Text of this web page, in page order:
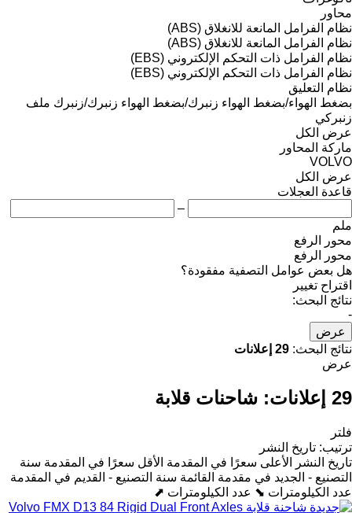
محاور
نظام الفرامل المانعة للانغلاق (ABS)
نظام الفرامل المانعة للانغلاق (ABS)
نظام الفرامل ذات التحكم الإلكتروني (EBS)
نظام الفرامل ذات التحكم الإلكتروني (EBS)
نظام التعليق
بضغط الهواء/بضغط الهواء زنبرك/بضغط الهواء زنبرك/زنبرك ملف
زنبركي
عرض الكل
ماركة المحاور
VOLVO
عرض الكل
قاعدة العجلات
–
ملم
محور الرفع
محور الرفع
هل بعض عوامل التصفية مفقودة؟
اقتراح تغيير
نتائج البحث:
-
عرض
نتائج البحث: 29 إعلانات
عرض
29 إعلانات: شاحنات قلابة
فلتر
ترتيب: تاريخ النشر
تاريخ النشر
الأعلى سعرًا في المقدمة الأقل سعرًا في المقدمة سنة
التصنيع - الجديد في مقدمة القائمة سنة التصنيع - القديم في المقدمة
عدد الكيلومترات ⬊ عدد الكيلومترات ⬈